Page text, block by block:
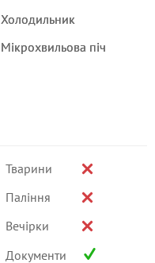
Холодильник
Мікрохвильова піч
Тварини
Паління
Вечірки
Документи